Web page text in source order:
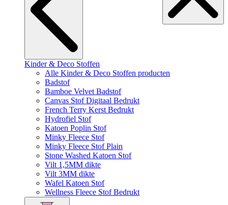
Kinder & Deco Stoffen
Alle Kinder & Deco Stoffen producten
Badstof
Bamboe Velvet Badstof
Canvas Stof Digitaal Bedrukt
French Terry Kerst Bedrukt
Hydrofiel Stof
Katoen Poplin Stof
Minky Fleece Stof
Minky Fleece Stof Plain
Stone Washed Katoen Stof
Vilt 1,5MM dikte
Vilt 3MM dikte
Wafel Katoen Stof
Wellness Fleece Stof Bedrukt